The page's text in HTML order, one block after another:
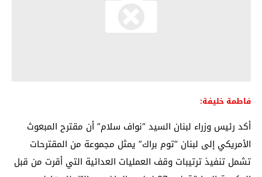
فاطمة خليفة:
أكد رئيس وزراء لبنان السيد “نواف سلام” أن مقترح المبعوث
الأمريكي إلى لبنان “توم براك” يمثل مجموعة من المقترحات
تشمل تنفيذ ترتيبات وقف العمليات العدائية التي أقرت من قبل